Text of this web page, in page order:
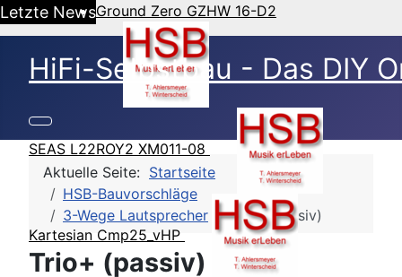
Letzte NewsGround Zero GZHW 16-D2
SEAS L22ROY2 XM011-08
Kartesian Cmp25_vHP
HiFi-Selbstbau - Das DIY
Aktuelle Seite: Startseite
HSB-Bauvorschläge
3-Wege Lautsprecher
Trio+ (passiv)
Trio+ (passiv)